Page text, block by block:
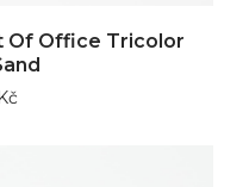
Of Office Tricolor